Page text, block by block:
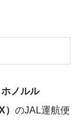
ノルル
のJAL運航便